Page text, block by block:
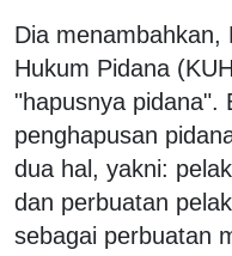
Dia menambahkan,
Hukum Pidana
"hapusnya pidana".
penghapusan
dua hal, yakni:
dan perbuatan
sebagai perbuatan